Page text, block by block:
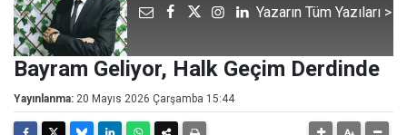
Yazarın Tüm Yazıları >
Bayram Geliyor, Halk Geçim Derdinde
Yayınlanma: 20 Mayıs 2026 Çarşamba 15:44